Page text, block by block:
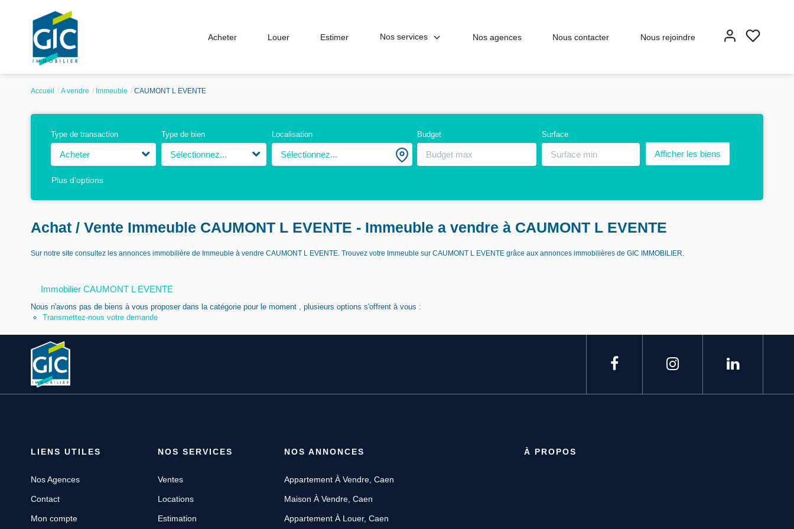
Acheter Louer Estimer Nos services Nos agences Nous contacter Nous rejoindre
Accueil A vendre Immeuble CAUMONT L EVENTE
Type de transaction
Acheter
Type de bien
Sélectionnez...
Localisation
Sélectionnez...
Budget Surface
Plus d'options
Achat / Vente Immeuble CAUMONT L EVENTE - Immeuble a vendre à CAUMONT L EVENTE
Sur notre site consultez les annonces immobilière de Immeuble à vendre CAUMONT L EVENTE. Trouvez votre Immeuble sur CAUMONT L EVENTE grâce aux annonces immobilières de GIC IMMOBILIER.
Immobilier CAUMONT L EVENTE
Nous n'avons pas de biens à vous proposer dans la catégorie pour le moment , plusieurs options s'offrent à vous :
Transmettez-nous votre demande
LIENS UTILES
Nos Agences
Contact
Mon compte
NOS SERVICES
Ventes
Locations
Estimation
NOS ANNONCES
Appartement À Vendre, Caen
Maison À Vendre, Caen
Appartement À Louer, Caen
À PROPOS